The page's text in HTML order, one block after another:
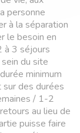
personne
à la séparation
le besoin en
à 3 séjours
du site
minimum
sur des durées
/ 1-2
au lieu de
puisse faire